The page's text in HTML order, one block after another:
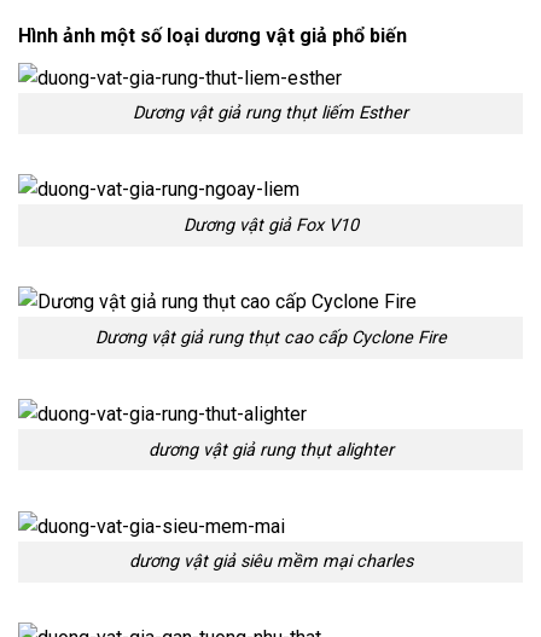
Hình ảnh một số loại dương vật giả phổ biến
Dương vật giả rung thụt liếm Esther
Dương vật giả Fox V10
Dương vật giả rung thụt cao cấp Cyclone Fire
dương vật giả rung thụt alighter
dương vật giả siêu mềm mại charles